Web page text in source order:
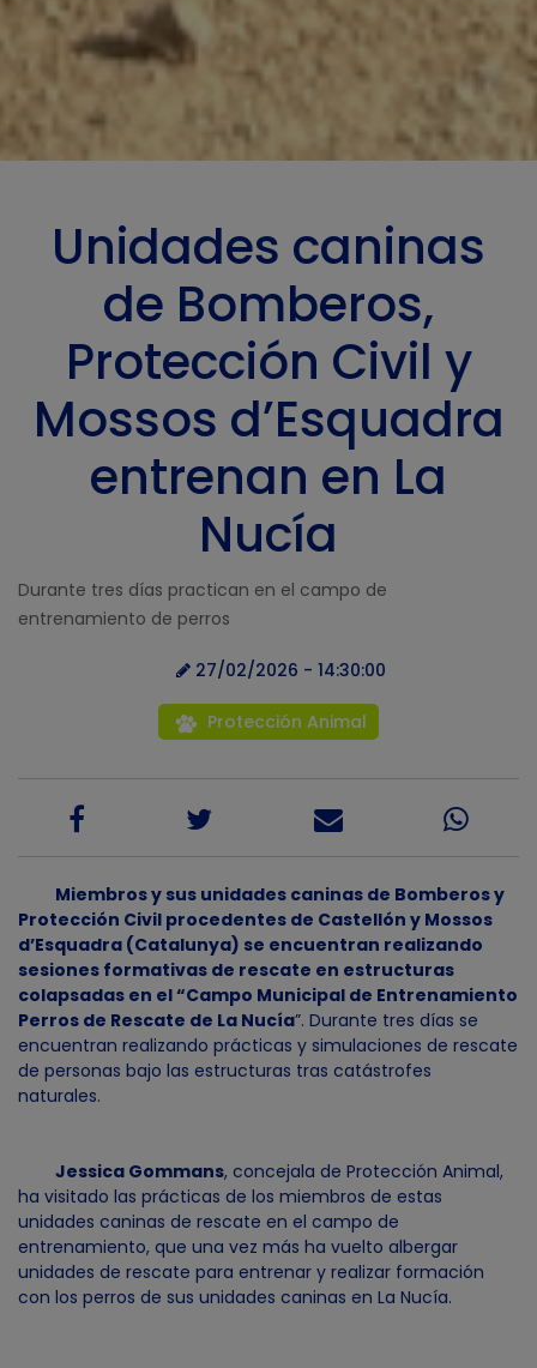
Unidades caninas
de Bomberos,
Protección Civil y
Mossos d’Esquadra
entrenan en La
Nucía
Durante tres días practican en el campo de
entrenamiento de perros
27/02/2026 - 14:30:00
Protección Animal
Miembros y sus unidades caninas de Bomberos y
Protección Civil procedentes de Castellón y Mossos
d’Esquadra (Catalunya) se encuentran realizando
sesiones formativas de rescate en estructuras
colapsadas en el “Campo Municipal de Entrenamiento
Perros de Rescate de La Nucía”. Durante tres días se
encuentran realizando prácticas y simulaciones de rescate
de personas bajo las estructuras tras catástrofes
naturales.
Jessica Gommans, concejala de Protección Animal,
ha visitado las prácticas de los miembros de estas
unidades caninas de rescate en el campo de
entrenamiento, que una vez más ha vuelto albergar
unidades de rescate para entrenar y realizar formación
con los perros de sus unidades caninas en La Nucía.